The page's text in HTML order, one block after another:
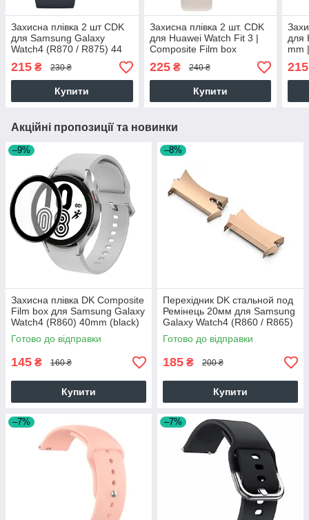
Захисна плівка 2 шт CDK
для Samsung Galaxy
Watch4 (R870 / R875) 44
mm | Composite Film box
(012970) (black)
215 ₴ 230 ₴
Купити
Захисна плівка 2 шт. CDK
для Huawei Watch Fit 3 |
Composite Film box
(019633) (black)
225₴ 240 ₴
Купити
для
mm
215
Акційні пропозиції та новинки
–9%
Захисна плівка DK Composite
Film box для Samsung Galaxy
Watch4 (R860) 40mm (black)
Готово до відправки
145 ₴ 160 ₴
Купити
–8%
Перехідник DK стальной под
Ремінець 20мм для Samsung
Galaxy Watch4 (R860 / R865)
40mm (2шт.) (014483) (rose
gold)
Готово до відправки
185 ₴ 200 ₴
Купити
–7% –7%